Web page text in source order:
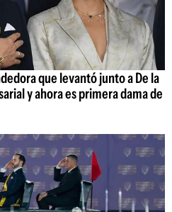
que levantó junto a De la
y ahora es primera dama de